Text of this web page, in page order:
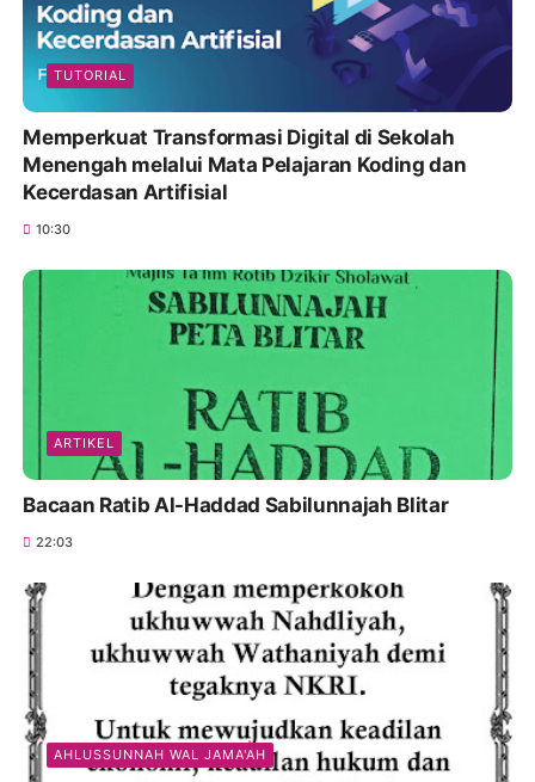
TUTORIAL
Memperkuat Transformasi Digital di Sekolah
Menengah melalui Mata Pelajaran Koding dan
Kecerdasan Artifisial
10:30
ARTIKEL
Bacaan Ratib Al-Haddad Sabilunnajah Blitar
22:03
AHLUSSUNNAH WAL JAMA'AH